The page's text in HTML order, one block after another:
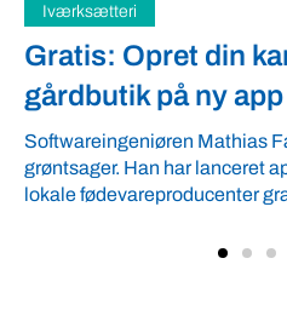
Samfund
Fredspligt giver
fordel
Arbejdsgiverforeningen
som giver ro i maven til
VBF byder velkommen ...